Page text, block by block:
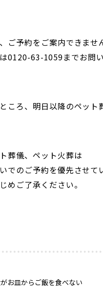
ご予約をご案内できませ
0120-63-1059までお問
ころ、明日以降のペット
葬儀、ペット火葬は
でのご予約を優先させて
めご了承ください。
お皿からご飯を食べない